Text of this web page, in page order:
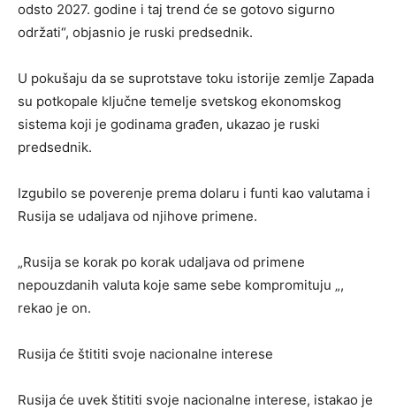
odsto 2027. godine i taj trend će se gotovo sigurno
održati“, objasnio je ruski predsednik.
U pokušaju da se suprotstave toku istorije zemlje Zapada
su potkopale ključne temelje svetskog ekonomskog
sistema koji je godinama građen, ukazao je ruski
predsednik.
Izgubilo se poverenje prema dolaru i funti kao valutama i
Rusija se udaljava od njihove primene.
„Rusija se korak po korak udaljava od primene
nepouzdanih valuta koje same sebe kompromituju „,
rekao je on.
Rusija će štititi svoje nacionalne interese
Rusija će uvek štititi svoje nacionalne interese, istakao je